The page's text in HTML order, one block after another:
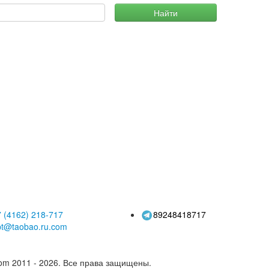
Найти
(4162) 218-717
89248418717
2011 - 2026. Все права защищены.